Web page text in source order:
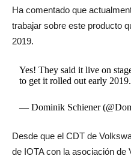
Ha comentado que
trabajar sobre este producto
2019.
Yes! They said it live on
to get it rolled out early 2019.
— Dominik Schiener
Desde que el CDT de
de IOTA con la asociación de